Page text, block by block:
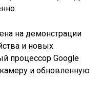
на демонстрации
и новых
процессор Google
и обновленную